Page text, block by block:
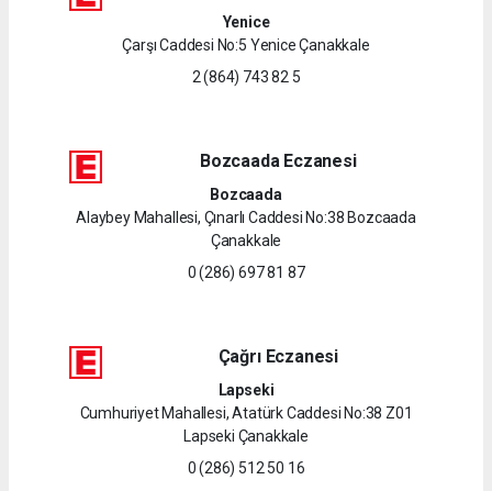
Yenice
Çarşı Caddesi No:5 Yenice Çanakkale
2 (864) 743 82 5
Bozcaada Eczanesi
Bozcaada
Alaybey Mahallesi, Çınarlı Caddesi No:38 Bozcaada
Çanakkale
0 (286) 697 81 87
Çağrı Eczanesi
Lapseki
Cumhuriyet Mahallesi, Atatürk Caddesi No:38 Z01
Lapseki Çanakkale
0 (286) 512 50 16